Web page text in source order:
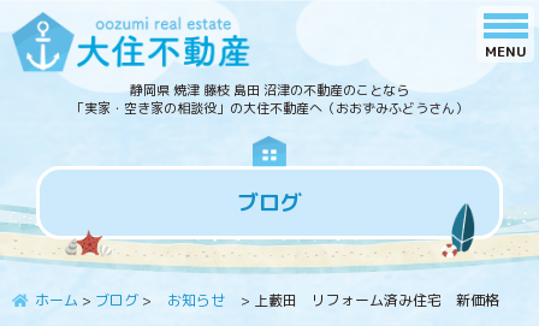
静岡県 焼津 藤枝 島田 沼津の不動産のことなら
「実家・空き家の相談役」の大住不動産へ（おおずみふどうさん）
ブログ
ホーム > ブログ > お知らせ > 上藪田 リフォーム済み住宅 新価格